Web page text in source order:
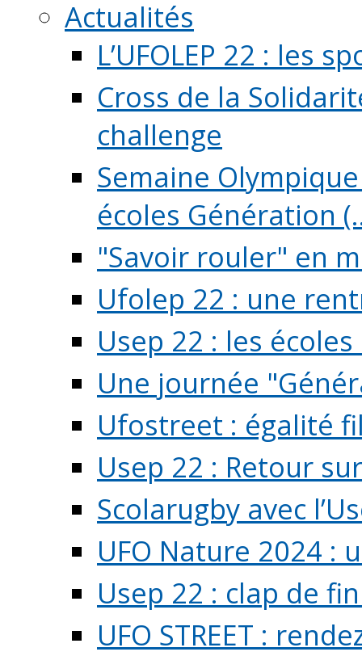
Actualités
L’UFOLEP 22 : les
Cross de la
challenge
Semaine
écoles Génération
"Savoir rouler" en
Ufolep 22 : une
Usep 22 : les
Une journée
Ufostreet : égalité
Usep 22 : Retour
Scolarugby avec
UFO Nature 2024 :
Usep 22 : clap de
UFO STREET :